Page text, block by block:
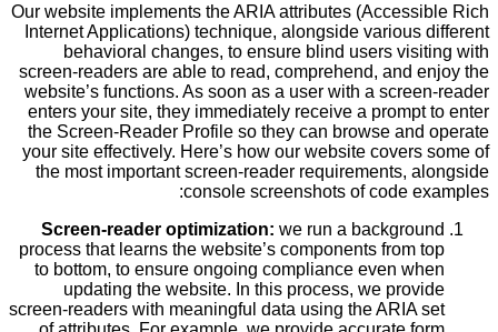
Our website implements the ARIA attributes (Accessible Rich
Internet Applications) technique, alongside various different
behavioral changes, to ensure blind users visiting with
screen-readers are able to read, comprehend, and enjoy the
website’s functions. As soon as a user with a screen-reader
enters your site, they immediately receive a prompt to enter
the Screen-Reader Profile so they can browse and operate
your site effectively. Here’s how our website covers some of
the most important screen-reader requirements, alongside
console screenshots of code examples:
Screen-reader optimization: we run a background
process that learns the website’s components from top
to bottom, to ensure ongoing compliance even when
updating the website. In this process, we provide
screen-readers with meaningful data using the ARIA set